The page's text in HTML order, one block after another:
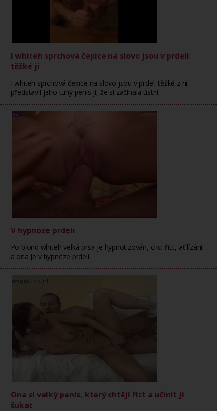
I whiteh sprchová čepice na slovo jsou v prdeli
těžké ji
I whiteh sprchová čepice na slovo jsou v prdeli těžké z ní.
představil jeho tuhý penis jí, že si začínala ústní.
V hypnóze prdeli
Po blond whiteh velká prsa je hypnotizován, chci říct, ať lízání
a ona je v hypnóze prdeli.
Ona si velký penis, který chtějí říct a učinit ji
šukat